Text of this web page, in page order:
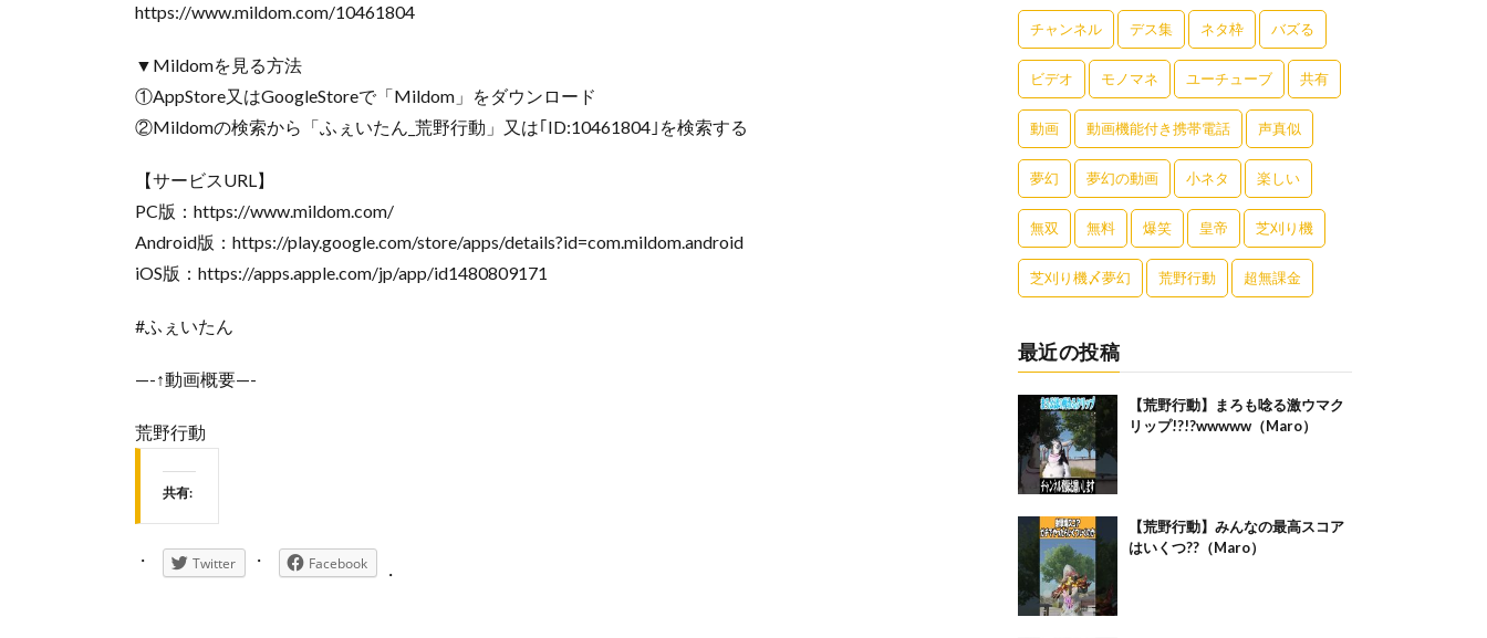
https://www.mildom.com/10461804
▼Mildomを見る方法
①AppStore又はGoogleStoreで「Mildom」をダウンロード
②Mildomの検索から「ふぇいたん_荒野行動」又は｢ID:10461804｣を検索する
【サービスURL】
PC版：https://www.mildom.com/
Android版：https://play.google.com/store/apps/details?id=com.mildom.android
iOS版：https://apps.apple.com/jp/app/id1480809171
#ふぇいたん
—-↑動画概要—-
荒野行動
共有:
Twitter Facebook
チャンネル デス集 ネタ枠 バズる
ビデオ モノマネ ユーチューブ 共有
動画 動画機能付き携帯電話 声真似
夢幻 夢幻の動画 小ネタ 楽しい
無双 無料 爆笑 皇帝 芝刈り機
芝刈り機〆夢幻 荒野行動 超無課金
最近の投稿
【荒野行動】まろも唸る激ウマク
リップ!?!?wwwww（Maro）
【荒野行動】みんなの最高スコア
はいくつ??（Maro）